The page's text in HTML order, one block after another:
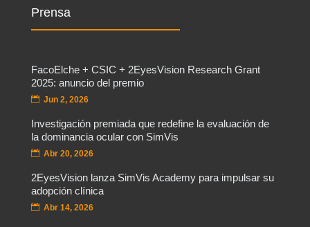
Prensa
FacoElche + CSIC + 2EyesVision Research Grant
2025: anuncio del premio
Jun 2, 2026
Investigación premiada que redefine la evaluación de
la dominancia ocular con SimVis
Abr 20, 2026
2EyesVision lanza SimVis Academy para impulsar su
adopción clínica
Abr 14, 2026